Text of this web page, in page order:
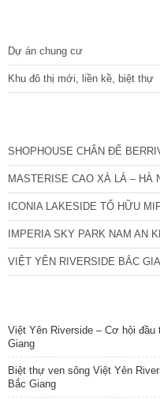
Dự án chung cư
Khu đô thị mới, liền kề, biệt thự
SHOPHOUSE CHÂN ĐẾ
MASTERISE CAO XÀ LÁ – HÀ
ICONIA LAKESIDE TỐ HỮU
IMPERIA SKY PARK NAM AN
VIỆT YÊN RIVERSIDE BẮC
Việt Yên Riverside – Cơ hội
Giang
Biệt thự ven sông Việt Yên
Bắc Giang